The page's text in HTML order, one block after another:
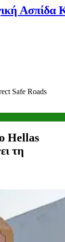
Κάθε
Safe Roads
Hellas
τη